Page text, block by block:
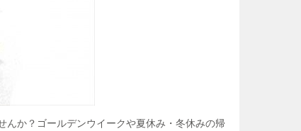
んか？ゴールデンウイークや夏休み・冬休みの帰